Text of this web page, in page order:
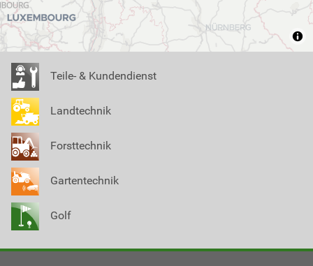
Teile- & Kundendienst
Landtechnik
Forsttechnik
Gartentechnik
Golf